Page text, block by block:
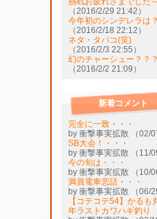
（2016/2/29 21:42）
今年初のシンデレラは
（2016/2/18 22:12）
ネタ・タバコ(笑)
（2016/2/3 22:55）
幻のチャーシュー？？
（2016/2/2 21:09）
新着コメント
完全に一致・・・
by 衝撃事実拡散 （02/
SB大会！・・・
by 衝撃事実拡散 （11/
今の旬は・・・
by 衝撃事実拡散 （10/
満員電車悲話・・・
by 衝撃事実拡散 （06/
【コテコテ54】かるも
年ラストカワハギ釣り